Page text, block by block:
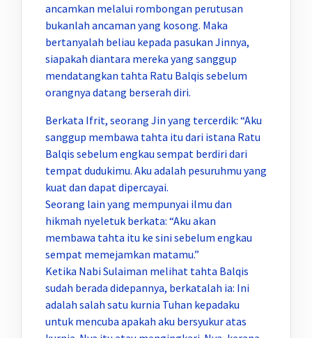
ancamkan melalui rombongan perutusan
bukanlah ancaman yang kosong. Maka
bertanyalah beliau kepada pasukan Jinnya,
siapakah diantara mereka yang sanggup
mendatangkan tahta Ratu Balqis sebelum
orangnya datang berserah diri.
Berkata Ifrit, seorang Jin yang tercerdik: “Aku
sanggup membawa tahta itu dari istana Ratu
Balqis sebelum engkau sempat berdiri dari
tempat dudukimu. Aku adalah pesuruhmu yang
kuat dan dapat dipercayai.
Seorang lain yang mempunyai ilmu dan
hikmah nyeletuk berkata: “Aku akan
membawa tahta itu ke sini sebelum engkau
sempat memejamkan matamu.”
Ketika Nabi Sulaiman melihat tahta Balqis
sudah berada didepannya, berkatalah ia: Ini
adalah salah satu kurnia Tuhan kepadaku
untuk mencuba apakah aku bersyukur atas